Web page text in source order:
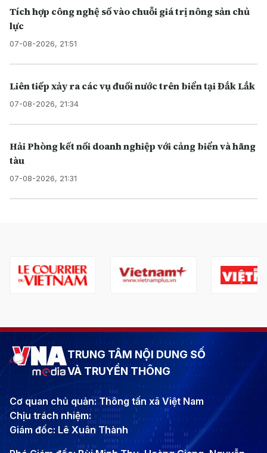
Tích hợp công nghệ số vào chuỗi giá trị nông sản chủ
lực
07-08-2026, 21:51
Liên tiếp xảy ra các vụ đuối nước trên biển tại Đắk Lắk
07-08-2026, 21:34
Hải Phòng kết nối doanh nghiệp với cảng biển và hãng
tàu
07-08-2026, 21:31
TRUNG TÂM NỘI DUNG SỐ
VÀ TRUYỀN THÔNG
Cơ quan chủ quản: Thông tấn xã Việt Nam
Chịu trách nhiệm:
Giám đốc: Lê Xuân Thành